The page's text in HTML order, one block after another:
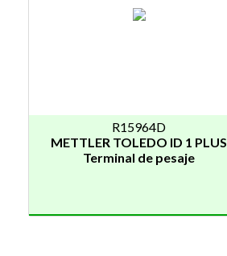
R15964D
METTLER TOLEDO ID 1 PLUS
Terminal de pesaje